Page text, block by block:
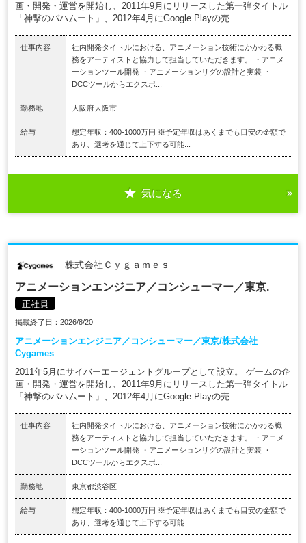
画・開発・運営を開始し、2011年9月にリリースした第一弾タイトル
「神撃のバハムート」、2012年4月にGoogle Playの売...
仕事内容
社内開発タイトルにおける、アニメーション技術にかかわる職
務をアーティストと協力して担当していただきます。 ・アニメ
ーションツール開発 ・アニメーションリグの設計と実装 ・
DCCツールからエクスポ...
勤務地 大阪府大阪市
給与
想定年収：400-1000万円 ※予定年収はあくまでも目安の金額で
あり、選考を通じて上下する可能...
気になる
株式会社Ｃｙｇａｍｅｓ
アニメーションエンジニア／コンシューマー／東京.
正社員
掲載終了日：2026/8/20
アニメーションエンジニア／コンシューマー／東京/株式会社
Cygames
2011年5月にサイバーエージェントグループとして設立。 ゲームの企
画・開発・運営を開始し、2011年9月にリリースした第一弾タイトル
「神撃のバハムート」、2012年4月にGoogle Playの売...
仕事内容
社内開発タイトルにおける、アニメーション技術にかかわる職
務をアーティストと協力して担当していただきます。 ・アニメ
ーションツール開発 ・アニメーションリグの設計と実装 ・
DCCツールからエクスポ...
勤務地 東京都渋谷区
給与
想定年収：400-1000万円 ※予定年収はあくまでも目安の金額で
あり、選考を通じて上下する可能...